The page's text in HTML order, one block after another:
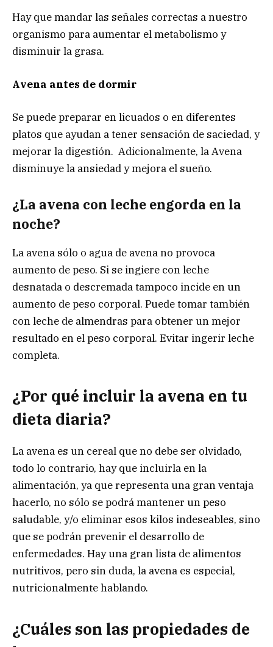
Hay que mandar las señales correctas a nuestro
organismo para aumentar el metabolismo y
disminuir la grasa.
Avena antes de dormir
Se puede preparar en licuados o en diferentes
platos que ayudan a tener sensación de saciedad, y
mejorar la digestión. Adicionalmente, la Avena
disminuye la ansiedad y mejora el sueño.
¿La avena con leche engorda en la
noche?
La avena sólo o agua de avena no provoca
aumento de peso. Si se ingiere con leche
desnatada o descremada tampoco incide en un
aumento de peso corporal. Puede tomar también
con leche de almendras para obtener un mejor
resultado en el peso corporal. Evitar ingerir leche
completa.
¿Por qué incluir la avena en tu
dieta diaria?
La avena es un cereal que no debe ser olvidado,
todo lo contrario, hay que incluirla en la
alimentación, ya que representa una gran ventaja
hacerlo, no sólo se podrá mantener un peso
saludable, y/o eliminar esos kilos indeseables, sino
que se podrán prevenir el desarrollo de
enfermedades. Hay una gran lista de alimentos
nutritivos, pero sin duda, la avena es especial,
nutricionalmente hablando.
¿Cuáles son las propiedades de